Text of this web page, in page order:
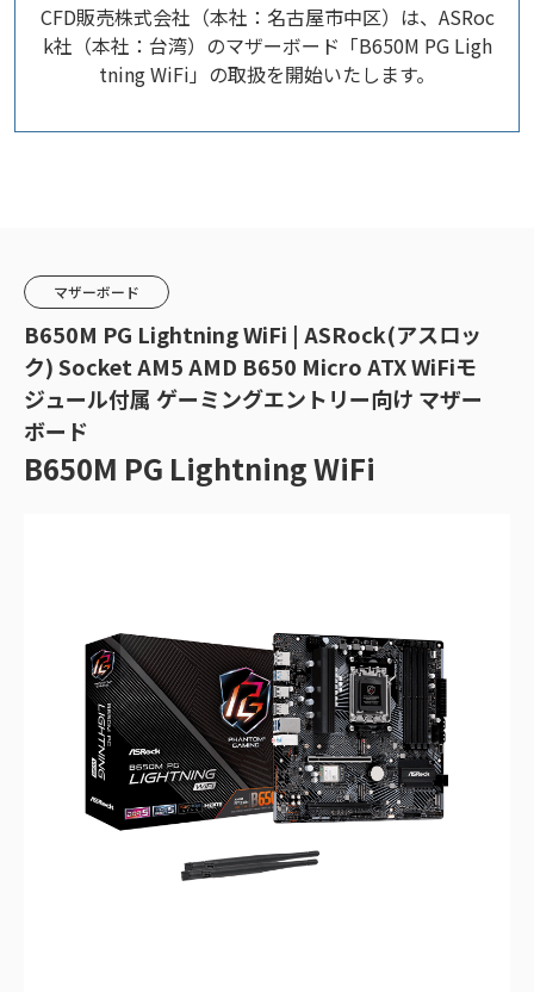
CFD販売株式会社（本社：名古屋市中区）は、ASRoc
k社（本社：台湾）のマザーボード「B650M PG Ligh
tning WiFi」の取扱を開始いたします。
マザーボード
B650M PG Lightning WiFi | ASRock(アスロッ
ク) Socket AM5 AMD B650 Micro ATX WiFiモ
ジュール付属 ゲーミングエントリー向け マザー
ボード
B650M PG Lightning WiFi